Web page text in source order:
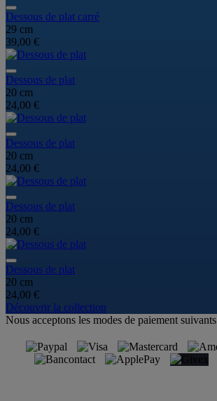
Dessous de plat carré
29 cm
39,00 €
Dessous de plat
20 cm
24,00 €
Dessous de plat
20 cm
24,00 €
Dessous de plat
20 cm
24,00 €
Dessous de plat
20 cm
24,00 €
Découvrir la collection
Nous acceptons les modes de paiement suivants